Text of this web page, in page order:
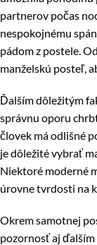
partnerov počas
nespokojnému
pádom z postele.
manželskú posteľ,
Ďalším dôležitým
správnu oporu
človek má odlišné
je dôležité vybrať
Niektoré moderné
úrovne tvrdosti na
Okrem samotnej
pozornosť aj ďalším